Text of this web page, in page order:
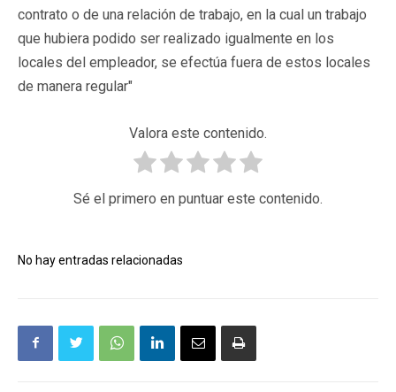
contrato o de una relación de trabajo, en la cual un trabajo
que hubiera podido ser realizado igualmente en los
locales del empleador, se efectúa fuera de estos locales
de manera regular"
Valora este contenido.
Sé el primero en puntuar este contenido.
No hay entradas relacionadas